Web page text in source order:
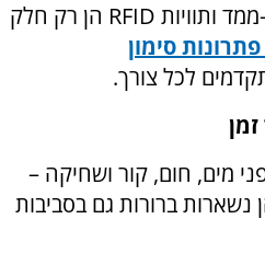
ותוויות RFID הן רק חלק
סימון
לכל צורך.
מים, חום, קור ושחיקה –
ברורות גם בסביבות